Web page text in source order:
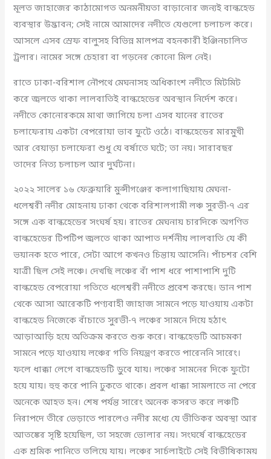
মূলত জাহাজের কাঠামোগত অনমনীয়তা বাড়ানোর জন্যই বাল্কহেড
ব্যবস্থার উদ্ভাবন; সেই নামে আমাদের নদীতে যেগুলো চলাচল করে।
আসলে এসব স্রেফ বালুসহ বিভিন্ন মালপত্র বহনকারী ইঞ্জিনচালিত
ট্রলার। নামের সঙ্গে চেহারা বা গড়নের কোনো মিল নেই।
রাতে ঢাকা-বরিশাল নৌপথে মেঘনাসহ অধিকাংশ নদীতে মিটমিট
করে জ্বলতে থাকা লালবাতিই বাল্কহেডের অবস্থান নির্দেশ করে।
নদীতে কোনোরকমে মাথা জাগিয়ে চলা এসব যানের রাতের
চলাফেরায় একটা বেপরোয়া ভাব ফুটে ওঠে। বাল্কহেডের মারমুখী
আর বেয়াড়া চলাফেরা শুধু যে বর্ষাতে ঘটে; তা নয়। সারাবছর
তাদের নিত্য চলাচল আর দুর্ঘটনা।
২০২২ সালের ১৬ ফেব্রুয়ারি মুন্সীগঞ্জের কলাগাছিয়ায় মেঘনা-
ধলেশ্বরী নদীর মোহনায় ঢাকা থেকে বরিশালগামী লঞ্চ সুরভী-৭ এর
সঙ্গে এক বাল্কহেডের সংঘর্ষ হয়। রাতের মেঘনায় চারদিকে অগণিত
বাল্কহেডের টিপটিপ জ্বলতে থাকা আপাত দর্শনীয় লালবাতি যে কী
ভয়ানক হতে পারে, সেটা আগে কখনও চিন্তায় আসেনি। পাঁচশর বেশি
যাত্রী ছিল সেই লঞ্চে। দেখছি লঞ্চের বাঁ পাশ ধরে পাশাপাশি দুটি
বাল্কহেড বেপরোয়া গতিতে ধলেশ্বরী নদীতে প্রবেশ করছে। ডান পাশ
থেকে আসা আরেকটি পণ্যবাহী জাহাজ সামনে পড়ে যাওয়ায় একটা
বাল্কহেড নিজেকে বাঁচাতে সুরভী-৭ লঞ্চের সামনে দিয়ে হঠাৎ
আড়াআড়ি হয়ে অতিক্রম করতে শুরু করে। বাল্কহেডটি আচমকা
সামনে পড়ে যাওয়ায় লঞ্চের গতি নিয়ন্ত্রণ করতে পারেননি সারেং।
ফলে ধাক্কা লেগে বাল্কহেডটি ডুবে যায়। লঞ্চের সামনের দিকে ফুটো
হয়ে যায়। হুহু করে পানি ঢুকতে থাকে। প্রবল ধাক্কা সামলাতে না পেরে
অনেকে আহত হন। শেষ পর্যন্ত সারেং অনেক কসরত করে লঞ্চটি
নিরাপদে তীরে ভেড়াতে পারলেও নদীর মধ্যে যে ভীতিকর অবস্থা আর
আতঙ্কের সৃষ্টি হয়েছিল, তা সহজে ভোলার নয়। সংঘর্ষে বাল্কহেডের
এক শ্রমিক পানিতে তলিয়ে যায়। লঞ্চের সার্চলাইটে সেই বিভীষিকাময়